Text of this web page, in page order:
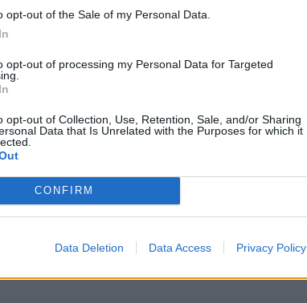
opt-out of the Sale of my Personal Data.
opt-out of processing my Personal Data for Targeted
opt-out of Collection, Use, Retention, Sale, and/or Sharing
Data that Is Unrelated with the Purposes for which it
CONFIRM
Data Deletion Data Access Privacy Policy